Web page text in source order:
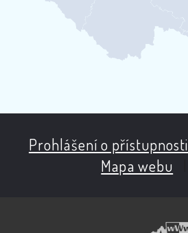
Prohlášení o přístupnosti
Mapa webu